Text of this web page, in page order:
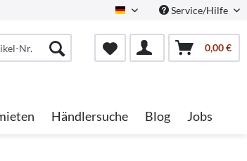
German Service/Hilfe
0,00 €
Händlersuche Blog Jobs